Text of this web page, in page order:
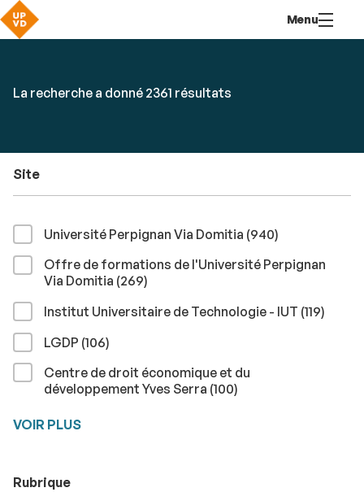
contenu
Menu
par
La recherche a donné 2361 résultats
Site
Université Perpignan Via Domitia (940résultats
)
Offre de formations de l'Université Perpignan
Via Domitia (269résultats
)
Institut Universitaire de Technologie - IUT (119)
LGDP (106résultats
)
Centre de droit économique et du
développement Yves Serra (100résultats
)
VOIR PLUS
Rubrique